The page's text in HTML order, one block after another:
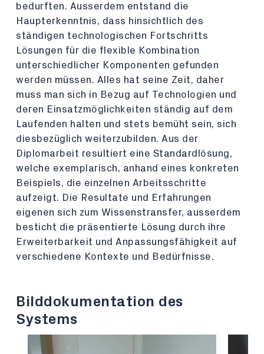
bedurften. Ausserdem entstand die
Haupterkenntnis, dass hinsichtlich des
ständigen technologischen Fortschritts
Lösungen für die flexible Kombination
unterschiedlicher Komponenten gefunden
werden müssen. Alles hat seine Zeit, daher
muss man sich in Bezug auf Technologien und
deren Einsatzmöglichkeiten ständig auf dem
Laufenden halten und stets bemüht sein, sich
diesbezüglich weiterzubilden. Aus der
Diplomarbeit resultiert eine Standardlösung,
welche exemplarisch, anhand eines konkreten
Beispiels, die einzelnen Arbeitsschritte
aufzeigt. Die Resultate und Erfahrungen
eigenen sich zum Wissenstransfer, ausserdem
besticht die präsentierte Lösung durch ihre
Erweiterbarkeit und Anpassungsfähigkeit auf
verschiedene Kontexte und Bedürfnisse.
Bilddokumentation des
Systems